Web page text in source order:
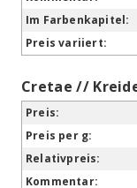
Cretae //